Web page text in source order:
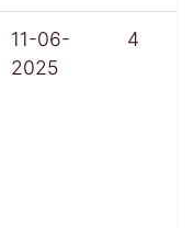
11-06-
2025
4